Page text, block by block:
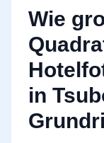
Wie
in